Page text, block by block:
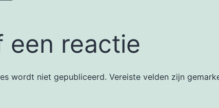
een reactie
wordt niet gepubliceerd. Vereiste velden zijn